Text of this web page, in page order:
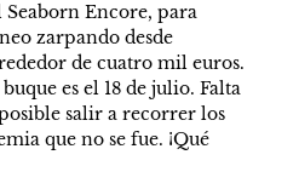
Encore, para
zarpando desde
de cuatro mil euros.
es el 18 de julio. Falta
salir a recorrer los
que no se fue. ¡Qué